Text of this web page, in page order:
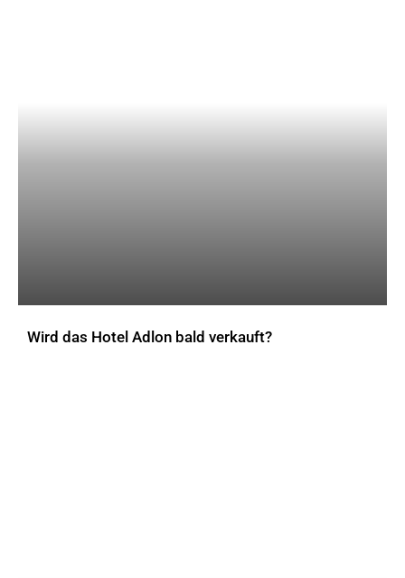
Wird das Hotel Adlon bald verkauft?